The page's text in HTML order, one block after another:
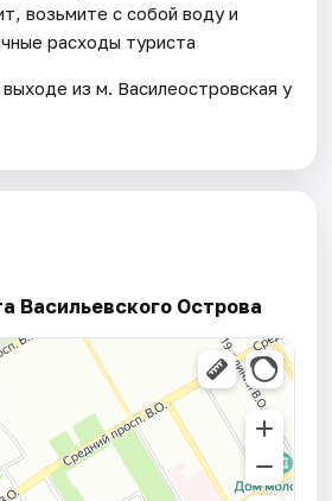
возьмите с собой воду и
расходы туриста
из м. Василеостровская у
Васильевского Острова